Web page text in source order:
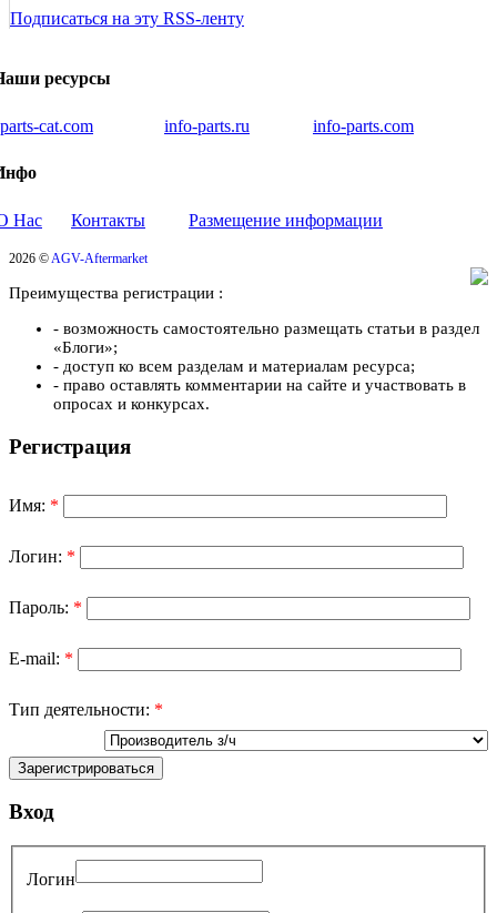
Подписаться на эту RSS-ленту
ресурсы
cat.com info-parts.ru info-parts.com
Нас Контакты Размещение информации
2026 ©AGV-Aftermarket
Преимущества регистрации :
- возможность самостоятельно размещать статьи в раздел
«Блоги»;
- доступ ко всем разделам и материалам ресурса;
- право оставлять комментарии на сайте и участвовать в
опросах и конкурсах.
Регистрация
Имя: *
Логин: *
Пароль: *
E-mail: *
Тип деятельности: *
Вход
Логин